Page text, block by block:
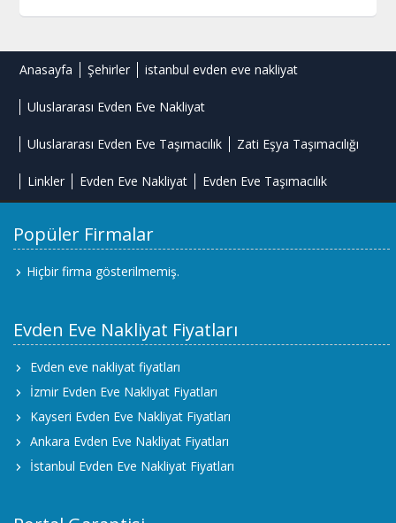
Anasayfa Şehirler istanbul evden eve nakliyat
Uluslararası Evden Eve Nakliyat
Uluslararası Evden Eve Taşımacılık Zati Eşya Taşımacılığı
Linkler Evden Eve Nakliyat Evden Eve Taşımacılık
Popüler Firmalar
Hiçbir firma gösterilmemiş.
Evden Eve Nakliyat Fiyatları
Evden eve nakliyat fiyatları
İzmir Evden Eve Nakliyat Fiyatları
Kayseri Evden Eve Nakliyat Fiyatları
Ankara Evden Eve Nakliyat Fiyatları
İstanbul Evden Eve Nakliyat Fiyatları